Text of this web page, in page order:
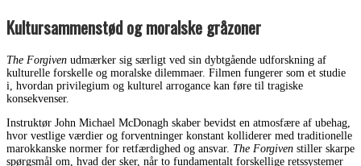
Kultursammenstød og moralske gråzoner
The Forgiven udmærker sig særligt ved sin dybtgående udforskning af
kulturelle forskelle og moralske dilemmaer. Filmen fungerer som et studie
i, hvordan privilegium og kulturel arrogance kan føre til tragiske
konsekvenser.
Instruktør John Michael McDonagh skaber bevidst en atmosfære af ubehag,
hvor vestlige værdier og forventninger konstant kolliderer med traditionelle
marokkanske normer for retfærdighed og ansvar. The Forgiven stiller skarpe
spørgsmål om, hvad der sker, når to fundamentalt forskellige retssystemer